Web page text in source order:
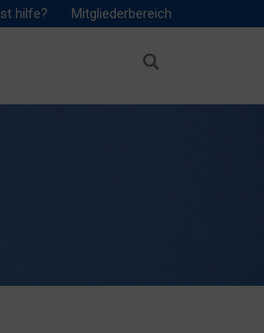
hilfe? Mitgliederbereich